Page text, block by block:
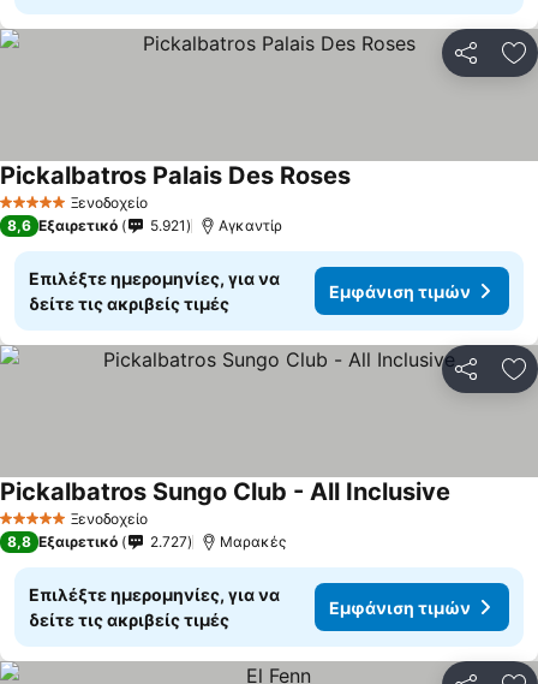
5 Αστέρια Ξενοδοχείο
Pickalbatros Palais Des Roses
8,6 Εξαιρετικό 5.921 Αγκαντίρ
Επιλέξτε ημερομηνίες, για να
δείτε τις ακριβείς τιμές
Εμφάνιση τιμών
5 Αστέρια Ξενοδοχείο
Pickalbatros Sungo Club - All Inclusive
8,8 Εξαιρετικό 2.727 Μαρακές
Επιλέξτε ημερομηνίες, για να
δείτε τις ακριβείς τιμές
Εμφάνιση τιμών